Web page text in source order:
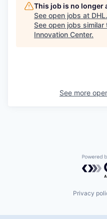
This job is no longer
See open jobs at DHL.
See open jobs similar
Innovation Center.
See more
Privacy